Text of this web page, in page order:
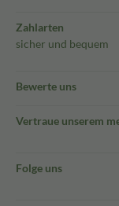
Zahlarten
sicher und bequem
Bewerte uns
Vertraue unserem
Folge uns